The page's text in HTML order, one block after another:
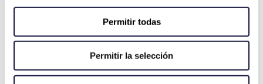
Permitir todas
Permitir la selección
Velocidades de conducción.
Aceleraciones y frenadas bruscas
(útil para el análisis de accidentes).
Tiempo en ralentí.